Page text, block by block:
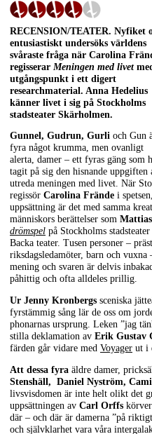
RECENSION/TEATER. Nyfiket
entusiastiskt undersöks världens
svåraste fråga när Carolina
regisserar Meningen med livetmed
utgångspunkt i ett digert
researchmaterial. Anna Hedelius
känner livet i sig på Stockholms
stadsteater Skärholmen.
Gunnel, Gudrun, Gurli och Gun
fyra något krumma, men ovanligt
alerta, damer – ett fyras gäng som
tagit på sig den hisnande uppgiften
utreda meningen med livet. När
regissör Carolina Frände i
uppsättning är det med samma
människors berättelser som
drömspel på Stockholms
Backa teater. Tusen personer –
riksdagsledamöter, barn och
mening och svaren är delvis
påhittig och ofta alldeles prillig.
Ur Jenny Kronbergs sceniska
fyrstämmig sång lär de oss om
phonarnas ursprung. Leken ”jag
stilla deklamation av Erik Gustav
färden går vidare med Voyager ut i
Att dessa fyra äldre damer,
Stenshäll, Daniel Nyström,
livsvisdomen är inte helt olikt det
uppsättningen av Carl Orffs
där – och där är damerna ”på
och självklarhet vara våra